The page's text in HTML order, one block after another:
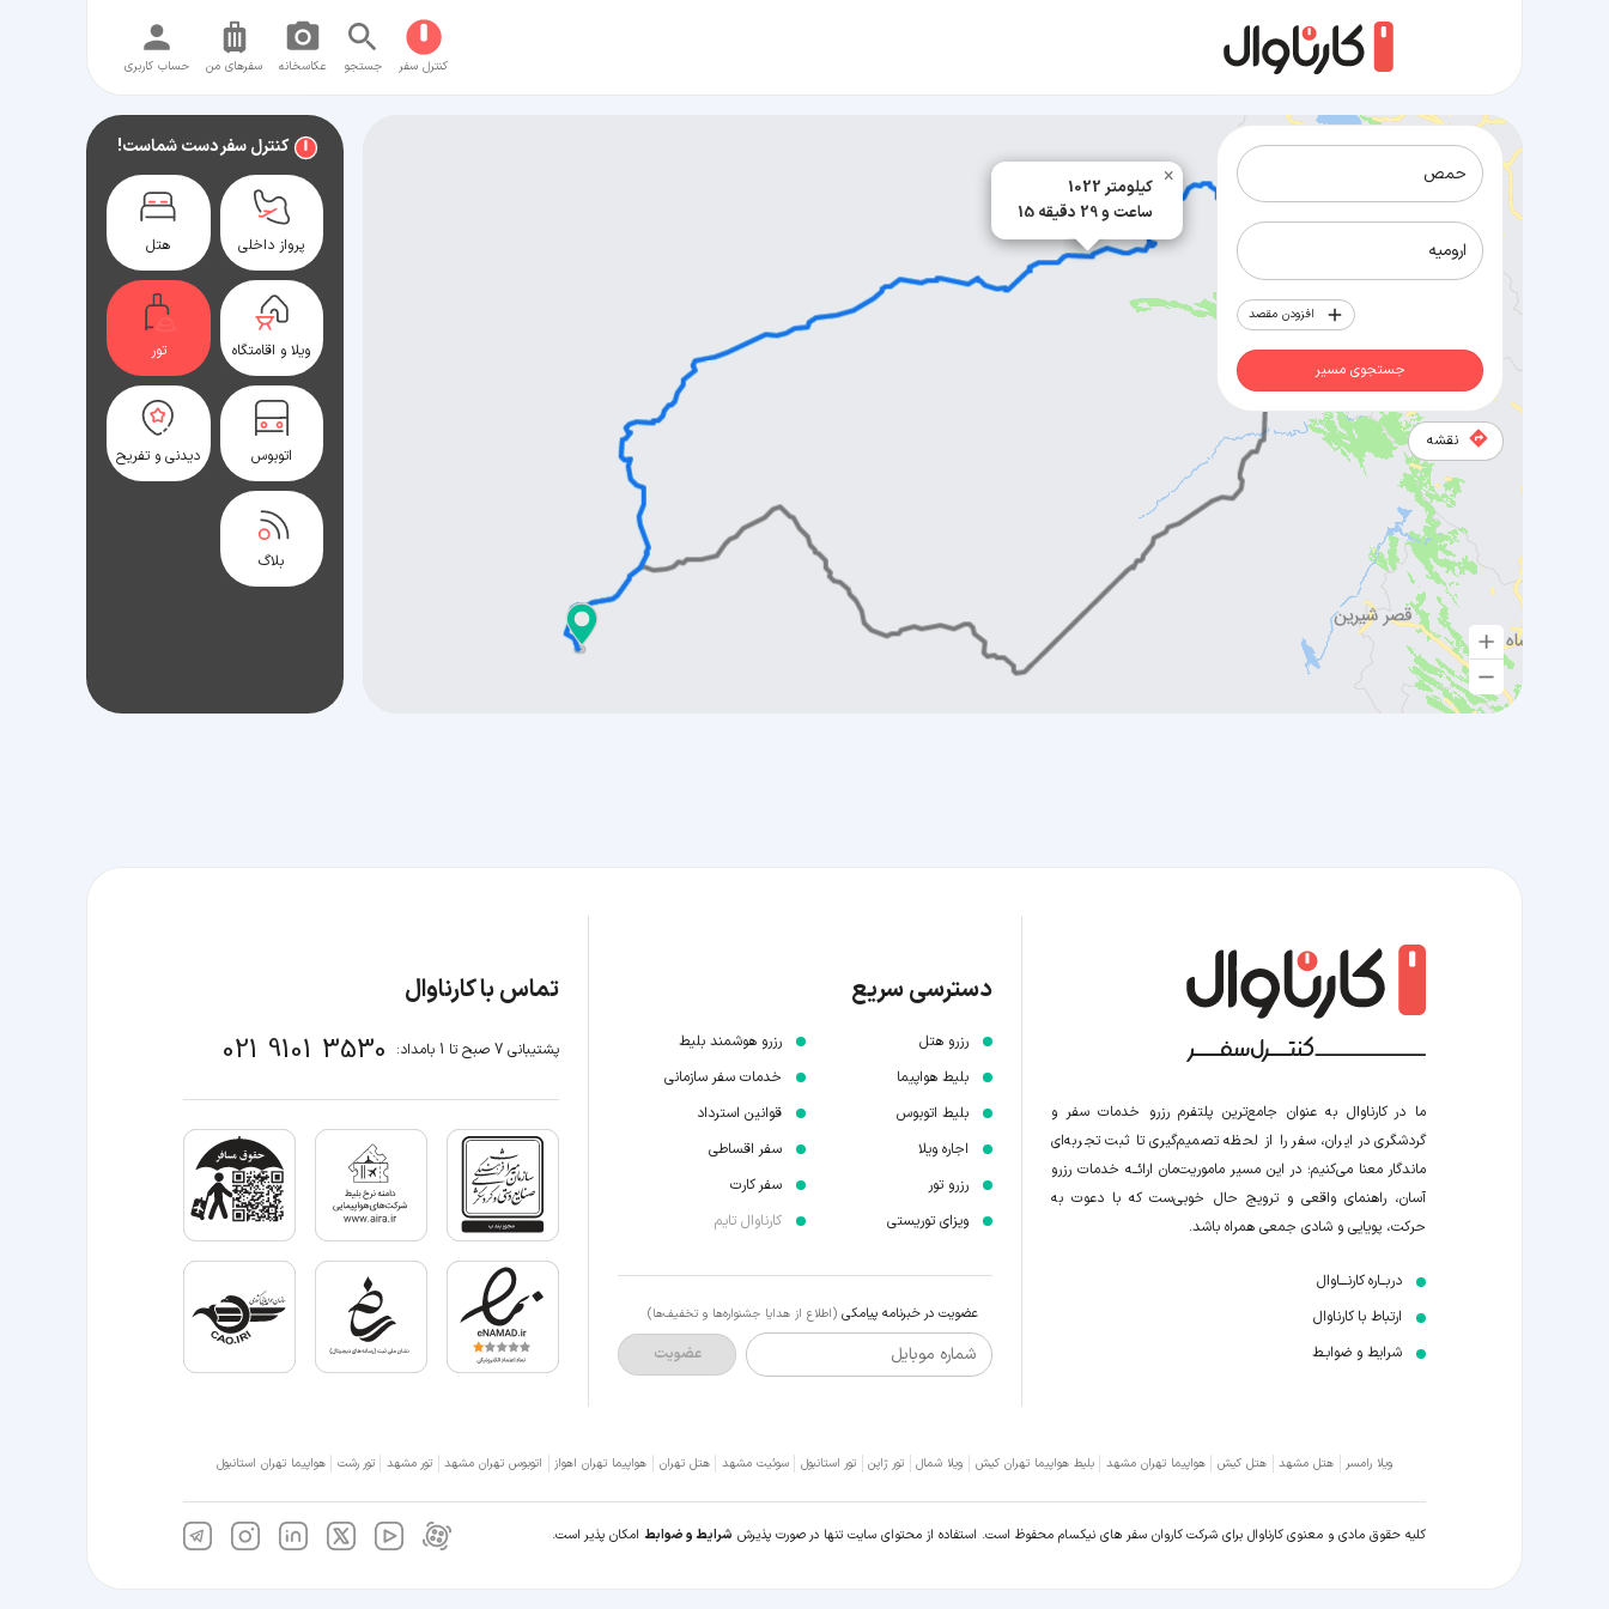
کنترل سفر جستجو عکاسخانه سفر‌های من حساب کاربری
1022 کیلومتر
15 ساعت و 29 دقیقه
×
افزودن مقصد
جستجوی مسیر
نقشه
کنترل سفر دست شماست!
پرواز داخلی هتل
ویلا و اقامتگاه تور
اتوبوس دیدنی و تفریح
بلاگ
ما در کارناوال به عنوان جامع‌ترین پلتفرم رزرو خدمات سفر و
گردشگری در ایران، سفر را از لحظه‌ تصمیم‌گیری تا ثبت تجربه‌ای
ماندگار معنا می‌کنیم؛ در این مسیر‍ ماموریت‌مان اراﺋــﻪ خدمات رزرو
آسان، راهنمای واقعی و ترویج حال خوبی‌ست که با دعوت به
حرکت، پویایی و شادی جمعی همراه باشد.
دربــاره کارنـــاوال
ارتباط با کارناوال
شرایط و ضوابـط
دسترسی سریع
رزرو هتل
بلیط هواپیما
بلیط اتوبوس
اجاره ویلا
رزرو تور
ویزای توریستی
رزرو هوشمند بلیط
خدمات سفر سازمانی
قوانین استرداد
سفر اقساطی
سفر کارت
کارناوال تایم
عضویت در خبرنامه پیامکی (اطلاع از هدایا جشنواره‌ها و تخفیف‌ها)
شماره موبایل عضویت
تماس با کارناوال
پشتیبانی 7 صبح تا 1 بامداد: 021 9101 3530
ویلا رامسر هتل مشهد هتل کیش هواپیما تهران مشهد بلیط هواپیما تهران کیش ویلا شمال تور ژاپن تور استانبول سوئیت مشهد هتل تهران هواپیما تهران اهواز اتوبوس تهران مشهد تور مشهد تور رشت هواپیما تهران استانبول
کلیه حقوق مادی و معنوی کارناوال برای شرکت کاروان سفر های نیکسام محفوظ است. استفاده از محتوای سایت تنها در صورت پذیرش شرایط و ضوابط امکان پذیر است.